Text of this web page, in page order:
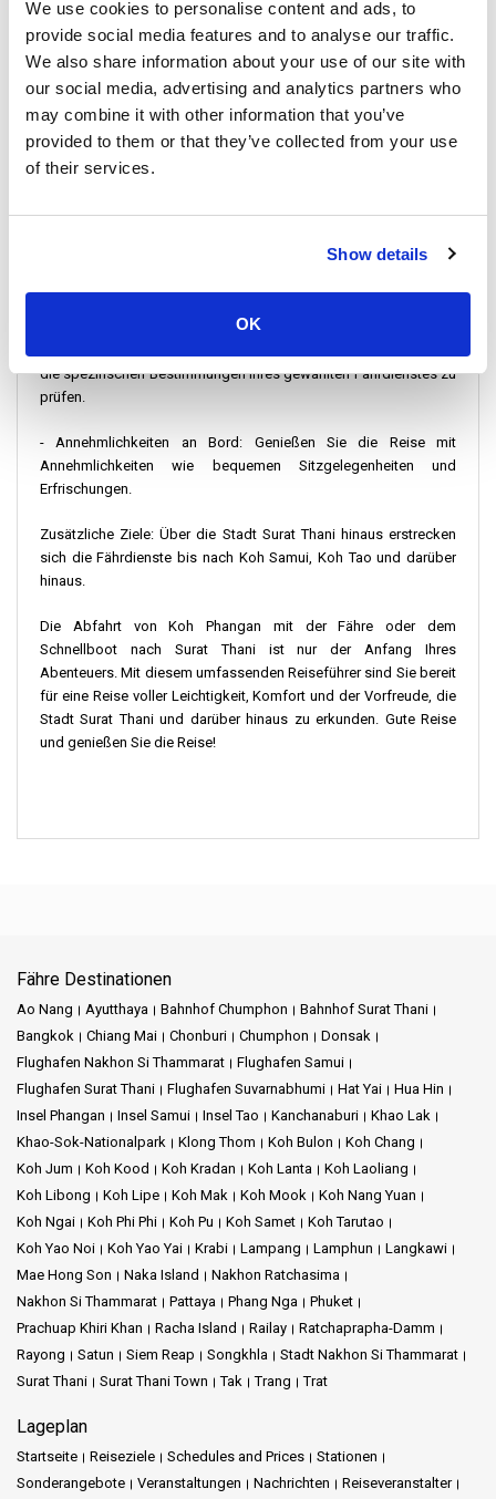
We use cookies to personalise content and ads, to
provide social media features and to analyse our traffic.
We also share information about your use of our site with
our social media, advertising and analytics partners who
may combine it with other information that you’ve
provided to them or that they’ve collected from your use
of their services.
Show details
OK
45 Minuten vor Abfahrt am Fähranleger Thong Sala Pier an. Halten
Sie Ihr E-Ticket und Ihren Ausweis bereit, da sowohl digitale als
auch Papiertickets akzeptiert werden.
Wichtige Reiseinformationen
Reisezeit: Variiert zwischen 2 und 4 Stunden, je nach gewählter
Transportart.
Thani: Für diejenigen, die weiter nach Thailand reisen, bietet der
zum Flughafen Surat Thani, sodass Sie problemlos zu Ihrem
- Gepäckbestimmungen: Die Standardfreigepäckmenge umfasst
die spezifischen Bestimmungen Ihres gewählten Fährdienstes zu
prüfen.
- Annehmlichkeiten an Bord: Genießen Sie die Reise mit
Annehmlichkeiten wie bequemen Sitzgelegenheiten und
Erfrischungen.
Zusätzliche Ziele: Über die Stadt Surat Thani hinaus erstrecken
sich die Fährdienste bis nach Koh Samui, Koh Tao und darüber
hinaus.
Die Abfahrt von Koh Phangan mit der Fähre oder dem
Schnellboot nach Surat Thani ist nur der Anfang Ihres
Abenteuers. Mit diesem umfassenden Reiseführer sind Sie bereit
für eine Reise voller Leichtigkeit, Komfort und der Vorfreude, die
Stadt Surat Thani und darüber hinaus zu erkunden. Gute Reise
und genießen Sie die Reise!
Fähre Destinationen
Ao Nang Ayutthaya Bahnhof Chumphon
Bahnhof Surat Thani
Bangkok
Chiang Mai Chonburi Chumphon
Donsak
Flughafen Nakhon Si Thammarat
Flughafen Samui
Flughafen Surat Thani
Flughafen Suvarnabhumi Hat Yai
Hua Hin
Insel Phangan
Insel Samui Insel Tao Kanchanaburi
Khao Lak
Khao-Sok-Nationalpark
Klong Thom Koh Bulon
Koh Chang
Koh Jum
Koh Kood Koh Kradan Koh Lanta
Koh Laoliang
Koh Libong
Koh Lipe Koh Mak Koh Mook
Koh Nang Yuan
Koh Ngai
Koh Phi Phi Koh Pu Koh Samet
Koh Tarutao
Koh Yao Noi
Koh Yao Yai Krabi Lampang Lamphun
Langkawi
Mae Hong Son
Naka Island
Nakhon Ratchasima
Nakhon Si Thammarat
Pattaya Phang Nga
Phuket
Prachuap Khiri Khan
Racha Island Railay
Ratchaprapha-Damm
Rayong
Satun Siem Reap Songkhla
Stadt Nakhon Si Thammarat
Surat Thani
Surat Thani Town Tak Trang Trat
Lageplan
Startseite Reiseziele Schedules and Prices
Stationen
Sonderangebote
Veranstaltungen Nachrichten
Reiseveranstalter